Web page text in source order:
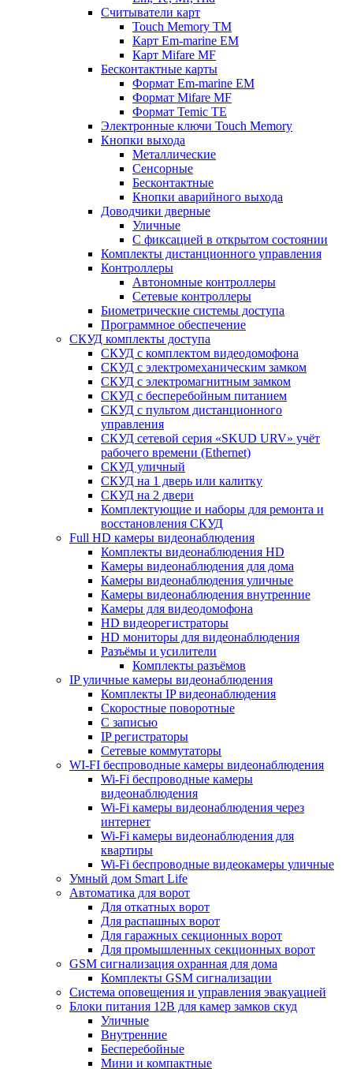
Считыватели карт
Touch Memory TM
Карт Em-marine EM
Карт Mifare MF
Бесконтактные карты
Формат Em-marine EM
Формат Mifare MF
Формат Temic TE
Электронные ключи Touch Memory
Кнопки выхода
Металлические
Сенсорные
Бесконтактные
Кнопки аварийного выхода
Доводчики дверные
Уличные
С фиксацией в открытом состоянии
Комплекты дистанционного управления
Контроллеры
Автономные контроллеры
Сетевые контроллеры
Биометрические системы доступа
Программное обеспечение
СКУД комплекты доступа
СКУД с комплектом видеодомофона
СКУД с электромеханическим замком
СКУД с электромагнитным замком
СКУД с бесперебойным питанием
СКУД с пультом дистанционного
управления
СКУД сетевой серия «SKUD URV» учёт
рабочего времени (Ethernet)
СКУД уличный
СКУД на 1 дверь или калитку
СКУД на 2 двери
Комплектующие и наборы для ремонта и
восстановления СКУД
Full HD камеры видеонаблюдения
Комплекты видеонаблюдения HD
Камеры видеонаблюдения для дома
Камеры видеонаблюдения уличные
Камеры видеонаблюдения внутренние
Камеры для видеодомофона
HD видеорегистраторы
HD мониторы для видеонаблюдения
Разъёмы и усилители
Комплекты разъёмов
IP уличные камеры видеонаблюдения
Комплекты IP видеонаблюдения
Скоростные поворотные
С записью
IP регистраторы
Сетевые коммутаторы
WI-FI беспроводные камеры видеонаблюдения
Wi-Fi беспроводные камеры
видеонаблюдения
Wi-Fi камеры видеонаблюдения через
интернет
Wi-Fi камеры видеонаблюдения для
квартиры
Wi-Fi беспроводные видеокамеры уличные
Умный дом Smart Life
Автоматика для ворот
Для откатных ворот
Для распашных ворот
Для гаражных секционных ворот
Для промышленных секционных ворот
GSM сигнализация охранная для дома
Комплекты GSM сигнализации
Cистема оповещения и управления эвакуацией
Блоки питания 12В для камер замков скуд
Уличные
Внутренние
Бесперебойные
Мини и компактные